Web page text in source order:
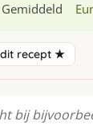
Gemiddeld
recept ★
bij